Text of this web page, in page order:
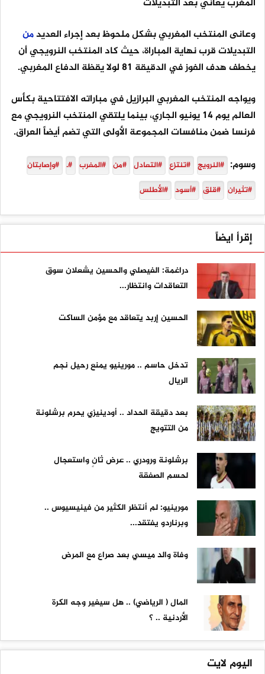
المغرب يعاني بعد التبديلات
وعانى المنتخب المغربي بشكل ملحوظ بعد إجراء العديدمن
التبديلات قرب نهاية المباراة، حيث كاد المنتخب النرويجي أن
يخطف هدف الفوز في الدقيقة 81 لولا يقظة الدفاع المغربي.
ويواجه المنتخب المغربي البرازيل في مباراته الافتتاحية بكأس
العالم يوم 14 يونيو الجاري، بينما يلتقي المنتخب النرويجي مع
فرنسا ضمن منافسات المجموعة الأولى التي تضم أيضاً العراق.
وسوم: #النرويج #تنتزع #التعادل #من #المغرب #. #وإصابتان
#تثيران #قلق #أسود #الأطلس
إقرأ ايضاً
دراغمة: الفيصلي والحسين يشعلان سوق
التعاقدات وانتظار...
الحسين إربد يتعاقد مع مؤمن الساكت
تدخل حاسم .. مورينيو يمنع رحيل نجم
الريال
بعد دقيقة الحداد .. أودينيزي يحرم برشلونة
من التتويج
برشلونة ورودري .. عرض ثانٍ واستعجال
لحسم الصفقة
مورينيو: لم أنتظر الكثير من فينيسيوس ..
وبرناردو يفتقد...
وفاة والد ميسي بعد صراع مع المرض
المال ( الرياضي) .. هل سيغير وجه الكرة
الأردنية .. ؟
اليوم لايت